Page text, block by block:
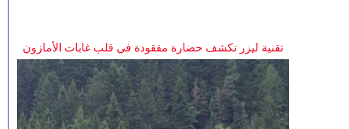
تقنية ليزر تكشف حضارة مفقودة في قلب غابات الأمازون